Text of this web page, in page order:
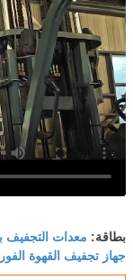
بطاقة: معدات التجفيف
جهاز تجفيف القهوة